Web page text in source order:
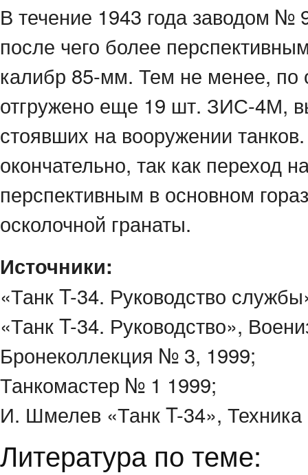
В течение 1943 года заводом
после чего более
калибр 85-мм. Тем не менее, по
отгружено еще 19 шт. ЗИС-4М,
стоявших на вооружении
окончательно, так как переход
перспективным в основном
осколочной гранаты.
Источники:
«Танк T-34. Руководство
«Танк T-34. Руководство»,
Бронеколлекция № 3, 1999;
Танкомастер № 1 1999;
И. Шмелев «Танк T-34»,
Литература по теме: